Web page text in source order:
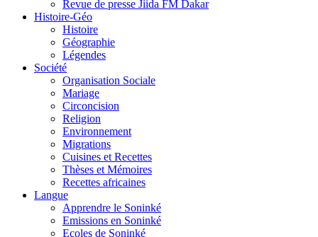
Revue de presse Jiida FM Dakar
Histoire-Géo
Histoire
Géographie
Légendes
Société
Organisation Sociale
Mariage
Circoncision
Religion
Environnement
Migrations
Cuisines et Recettes
Thèses et Mémoires
Recettes africaines
Langue
Apprendre le Soninké
Emissions en Soninké
Ecoles de Soninké